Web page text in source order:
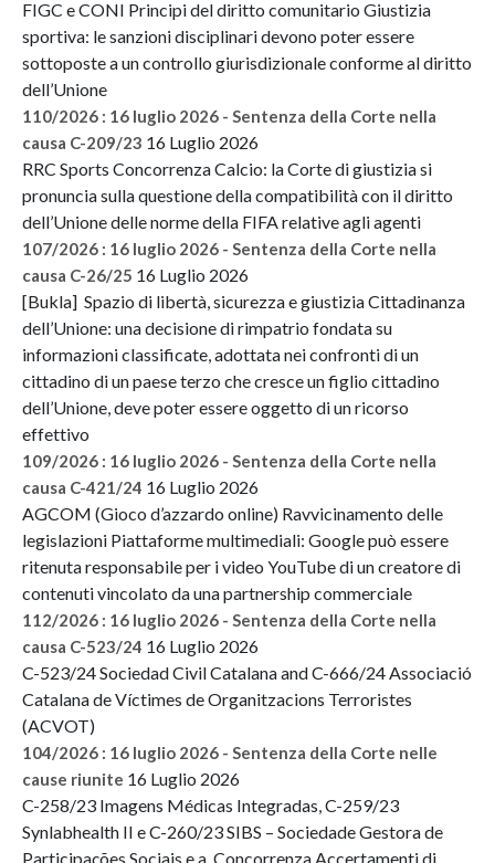
FIGC e CONI Principi del diritto comunitario Giustizia
sportiva: le sanzioni disciplinari devono poter essere
sottoposte a un controllo giurisdizionale conforme al diritto
dell’Unione
110/2026 : 16 luglio 2026 - Sentenza della Corte nella
causa C-209/23 16 Luglio 2026
RRC Sports Concorrenza Calcio: la Corte di giustizia si
pronuncia sulla questione della compatibilità con il diritto
dell’Unione delle norme della FIFA relative agli agenti
107/2026 : 16 luglio 2026 - Sentenza della Corte nella
causa C-26/25 16 Luglio 2026
[Bukla] Spazio di libertà, sicurezza e giustizia Cittadinanza
dell’Unione: una decisione di rimpatrio fondata su
informazioni classificate, adottata nei confronti di un
cittadino di un paese terzo che cresce un figlio cittadino
dell’Unione, deve poter essere oggetto di un ricorso
effettivo
109/2026 : 16 luglio 2026 - Sentenza della Corte nella
causa C-421/24 16 Luglio 2026
AGCOM (Gioco d’azzardo online) Ravvicinamento delle
legislazioni Piattaforme multimediali: Google può essere
ritenuta responsabile per i video YouTube di un creatore di
contenuti vincolato da una partnership commerciale
112/2026 : 16 luglio 2026 - Sentenza della Corte nella
causa C-523/24 16 Luglio 2026
C-523/24 Sociedad Civil Catalana and C-666/24 Associació
Catalana de Víctimes de Organitzacions Terroristes
(ACVOT)
104/2026 : 16 luglio 2026 - Sentenza della Corte nelle
cause riunite 16 Luglio 2026
C-258/23 Imagens Médicas Integradas, C-259/23
Synlabhealth II e C-260/23 SIBS – Sociedade Gestora de
Participações Sociais e a. Concorrenza Accertamenti di